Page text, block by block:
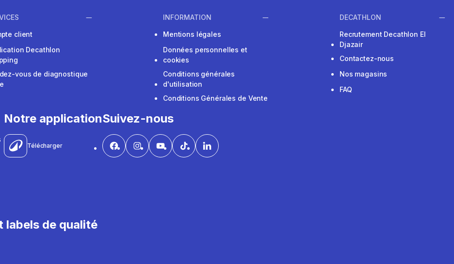
client
Decathlon
vous de diagnostique
INFORMATION
Mentions légales
Données personnelles et
cookies
Conditions générales
d'utilisation
Conditions Générales de Vente
DECATHLON
Recrutement Decathlon El
Djazair
Contactez-nous
Nos magasins
FAQ
Notre application
Télécharger
Suivez-nous
labels de qualité